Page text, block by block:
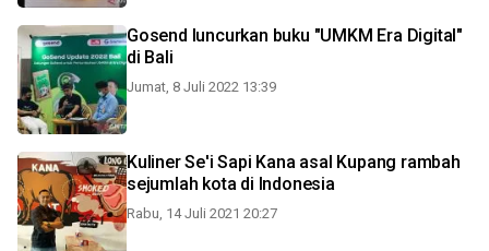
Gosend luncurkan buku "UMKM Era Digital"
di Bali
Jumat, 8 Juli 2022 13:39
Kuliner Se'i Sapi Kana asal Kupang rambah
sejumlah kota di Indonesia
Rabu, 14 Juli 2021 20:27